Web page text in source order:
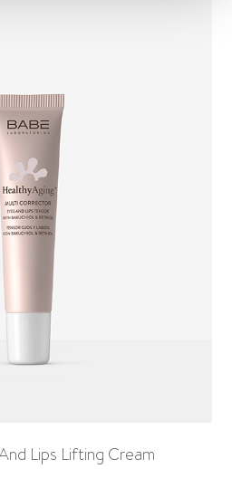
Lips Lifting Cream